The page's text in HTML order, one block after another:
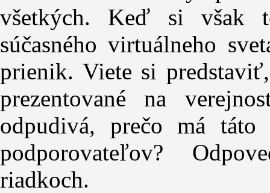
všetkých. Keď si však
súčasného virtuálneho
prienik. Viete si
prezentované na
odpudivá, prečo má
podporovateľov?
riadkoch.